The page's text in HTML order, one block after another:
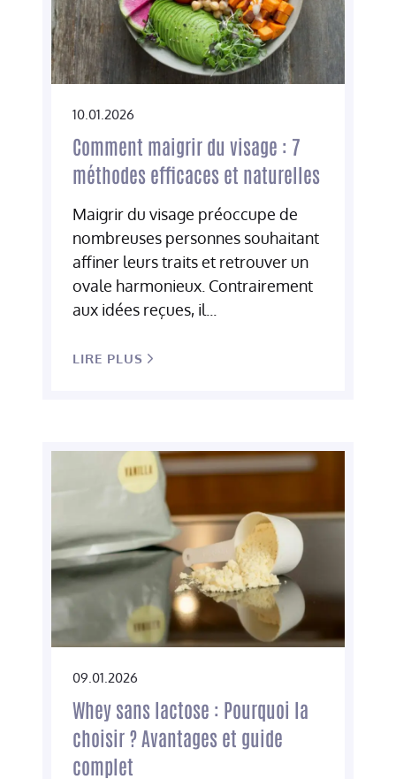
10.01.2026
Comment maigrir du visage : 7
méthodes efficaces et naturelles
Maigrir du visage préoccupe de
nombreuses personnes souhaitant
affiner leurs traits et retrouver un
ovale harmonieux. Contrairement
aux idées reçues, il...
LIRE PLUS
09.01.2026
Whey sans lactose : Pourquoi la
choisir ? Avantages et guide
complet